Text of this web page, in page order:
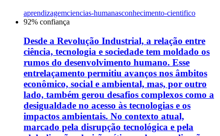
aprendizagemciencias-humanasconhecimento-cientifico
92% confiança
Desde a Revolução Industrial, a relação entre
ciência, tecnologia e sociedade tem moldado os
rumos do desenvolvimento humano. Esse
entrelaçamento permitiu avanços nos âmbitos
econômico, social e ambiental, mas, por outro
lado, também gerou desafios complexos como a
desigualdade no acesso às tecnologias e os
impactos ambientais. No contexto atual,
marcado pela disrupção tecnológica e pela